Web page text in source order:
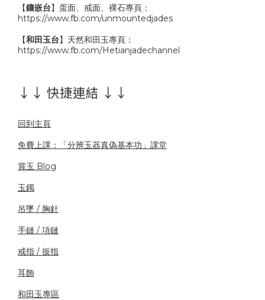
【鑲嵌台】蛋面、戒面、裸石專頁：
https://www.fb.com/unmountedjades
【和田玉台】天然和田玉專頁：
https://www.fb.com/Hetianjadechannel
↓↓ 快捷連結 ↓↓
回到主頁
免費上課：「分辨玉器真偽基本功」課堂
賞玉 Blog
玉鐲
吊墜 / 胸針
手鏈 / 項鏈
戒指 / 扳指
耳飾
和田玉專區